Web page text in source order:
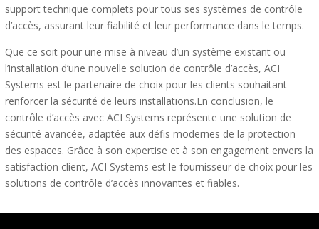
support technique complets pour tous ses systèmes de contrôle
d’accès, assurant leur fiabilité et leur performance dans le temps.
Que ce soit pour une mise à niveau d’un système existant ou
l’installation d’une nouvelle solution de contrôle d’accès, ACI
Systems est le partenaire de choix pour les clients souhaitant
renforcer la sécurité de leurs installations.En conclusion, le
contrôle d’accès avec ACI Systems représente une solution de
sécurité avancée, adaptée aux défis modernes de la protection
des espaces. Grâce à son expertise et à son engagement envers la
satisfaction client, ACI Systems est le fournisseur de choix pour les
solutions de contrôle d’accès innovantes et fiables.